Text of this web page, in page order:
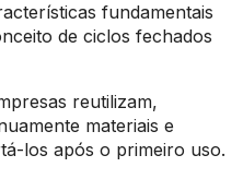
fundamentais
de ciclos fechados
reutilizam,
materiais e
los após o primeiro uso.